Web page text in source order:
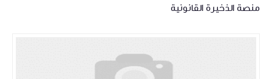
منصة الذخيرة القانونية